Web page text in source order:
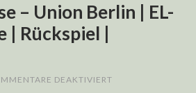
– Union Berlin | EL-
Rückspiel |
DEAKTIVIERT